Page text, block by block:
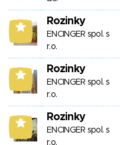
5 Rozinky
ENCINGER spol. s
r.o.
5 Rozinky
ENCINGER spol. s
r.o.
5 Rozinky
ENCINGER spol. s
r.o.